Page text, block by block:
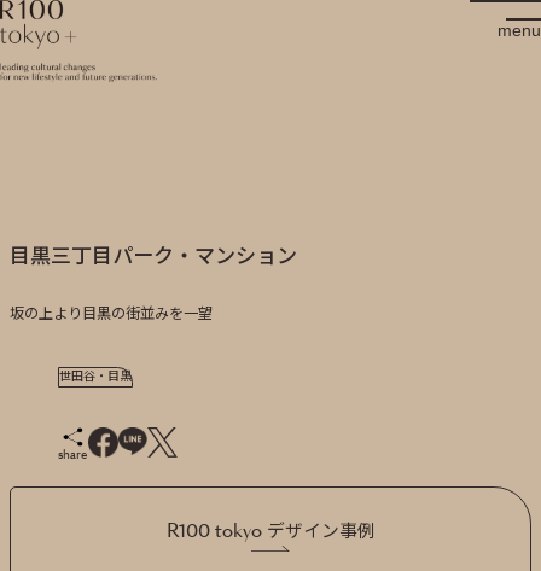
R100 tokyo
menu
目黒三丁目パーク・マンション
坂の上より目黒の街並みを一望
世田谷・目黒
share
R100 tokyo デザイン事例